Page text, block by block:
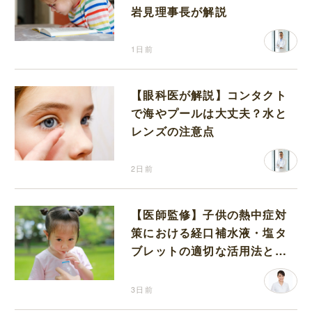
岩見理事長が解説
1日前
【眼科医が解説】コンタクト
で海やプールは大丈夫？水と
レンズの注意点
2日前
【医師監修】子供の熱中症対
策における経口補水液・塩タ
ブレットの適切な活用法と水
3日前